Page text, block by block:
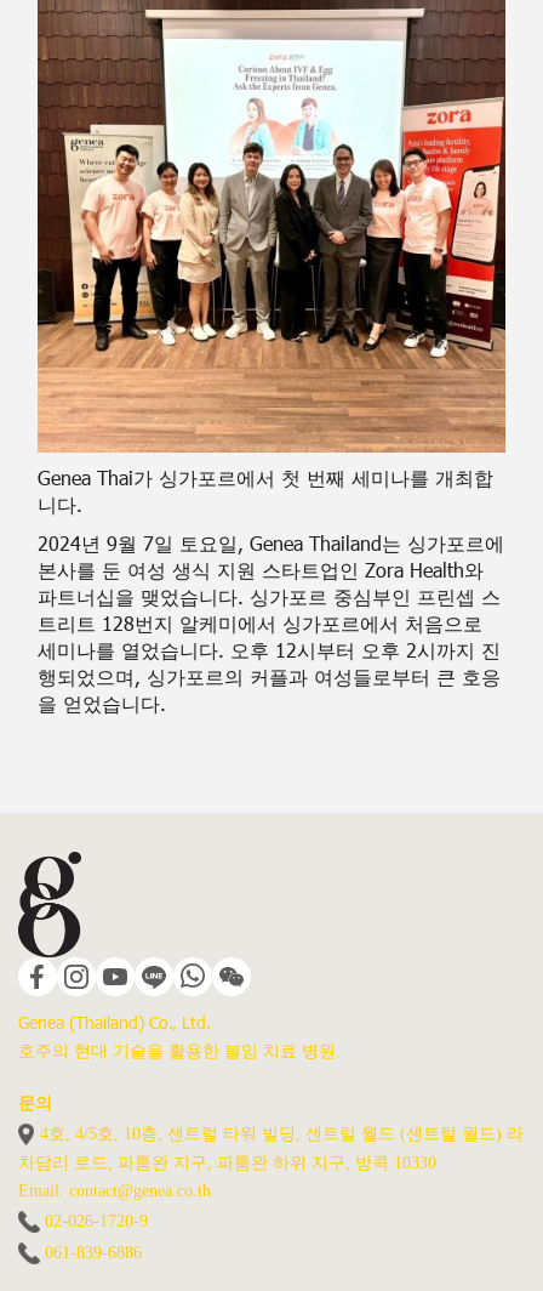
Genea Thai가 싱가포르에서 첫 번째 세미나를 개최합
니다.
2024년 9월 7일 토요일, Genea Thailand는 싱가포르에
본사를 둔 여성 생식 지원 스타트업인 Zora Health와
파트너십을 맺었습니다. 싱가포르 중심부인 프린셉 스
트리트 128번지 알케미에서 싱가포르에서 처음으로
세미나를 열었습니다. 오후 12시부터 오후 2시까지 진
행되었으며, 싱가포르의 커플과 여성들로부터 큰 호응
을 얻었습니다.
Genea (Thailand) Co., Ltd.
호주의 현대 기술을 활용한 불임 치료 병원.
문의
4호, 4/5호, 10층, 센트럴 타워 빌딩, 센트럴 월드 (센트럴 월드) 라
차담리 로드, 파툼완 지구, 파툼완 하위 지구, 방콕 10330
Email: contact@genea.co.th
02-026-1720-9
061-839-6886